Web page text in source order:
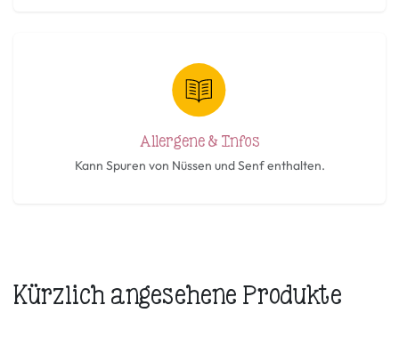
Allergene & Infos
Kann Spuren von Nüssen und Senf enthalten.
Kürzlich angesehene Produkte